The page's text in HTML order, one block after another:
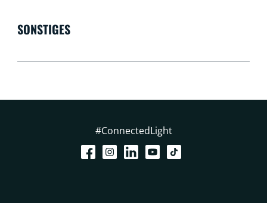
SONSTIGES
#ConnectedLight